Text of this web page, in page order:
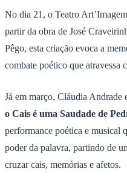
No dia 21, o Teatro
partir da obra de José
Pêgo, esta criação evoca a
combate poético que atravessa
Já em março, Cláudia Andrade
o Cais é uma Saudade de
performance poética e musical
poder da palavra, partindo de
cruzar cais, memórias e afetos.